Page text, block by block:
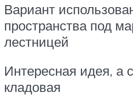
Вариант
пространства под
лестницей
Интересная идея, а
кладовая